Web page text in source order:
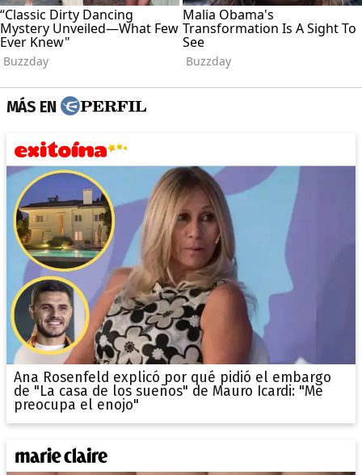
MÁS EN
Ana Rosenfeld explicó por qué pidió el embargo
de "La casa de los sueños" de Mauro Icardi: "Me
preocupa el enojo"